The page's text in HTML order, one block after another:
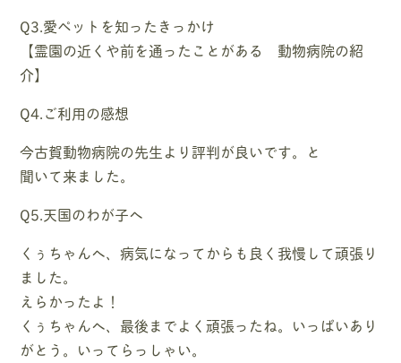
Q3.愛ペットを知ったきっかけ
【霊園の近くや前を通ったことがある 動物病院の紹
介】
Q4.ご利用の感想
今古賀動物病院の先生より評判が良いです。と
聞いて来ました。
Q5.天国のわが子へ
くぅちゃんへ、病気になってからも良く我慢して頑張り
ました。
えらかったよ！
くぅちゃんへ、最後までよく頑張ったね。いっぱいあり
がとう。いってらっしゃい。